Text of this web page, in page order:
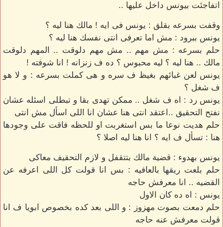
اتفاجئت بيونس داخل عليها ..
وقفت بسرعه بقلق : يونس فى ايه ! مالك هنا ليه ؟
يونس ببرود : مش اما تعرفى انتى نفسك هنا ليه ؟
حلم بسرعه : مش مهم .. مش مهم دلوقت .. المهم دلوقت
مالك .. هنا ليه ؟ ليه محبوس ؟ ده ف زنزانه ! انا شوفته !
يونس لعن غبائهم بغيظ ف سره و هى كملت بسرعه : و لا هو
ف شغل ؟
يونس رد : اه ف شغل .. ممكن تهدى بقا و تبطلى اسئله عشان
نفتح التحقيق ..اعتقد انتى هنا عشان انا اللى اسأل مش انتى
حلم هديت نوعا ما بس استغربت او للحظه فاقت على وجودها
هنا : تسأل ف ايه ؟ انا هنا ليه اصلا ؟
يونس بهدوء : قضية مالك بتتقفل و لازم التحقيف معاكى
حلم بلعت ريقها بالعافيه : بس انا قولت كل اللى اعرفه عن
القضيه .. انا معرفش حاجه
يونس : اه ده كان الاول
حلم دمعت بصوت مهزوز : و اللى بعد كده بخصوص ابويا ف انا
قولت معرفش عنه حاجه